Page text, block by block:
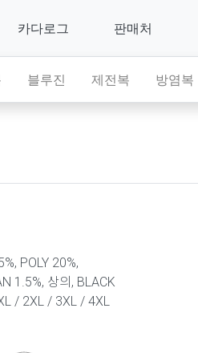
카다로그 판매처
블루진 제전복 방염복
POLY 20%,
1.5%, 상의, BLACK
/ 2XL / 3XL / 4XL